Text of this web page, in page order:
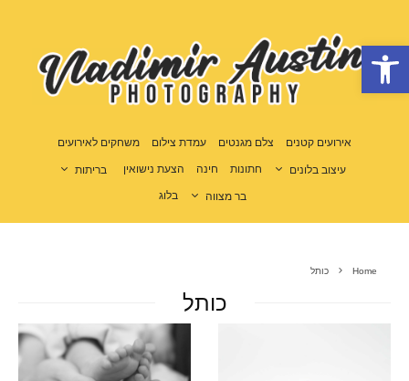
פתח סרגל נגישות
אירועים קטנים צלם מגנטים עמדת צילום משחקים לאירועים
עיצוב בלונים חתונות חינה הצעת נישואין בריתות
בר מצווה בלוג
Home כותל
כותל